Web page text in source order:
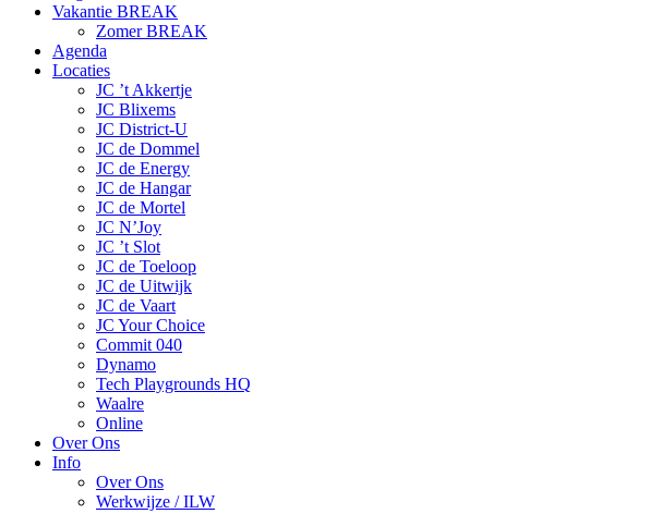
Vakantie BREAK
Zomer BREAK
Agenda
Locaties
JC ’t Akkertje
JC Blixems
JC District-U
JC de Dommel
JC de Energy
JC de Hangar
JC de Mortel
JC N’Joy
JC ’t Slot
JC de Toeloop
JC de Uitwijk
JC de Vaart
JC Your Choice
Commit 040
Dynamo
Tech Playgrounds HQ
Waalre
Online
Over Ons
Info
Over Ons
Werkwijze / ILW